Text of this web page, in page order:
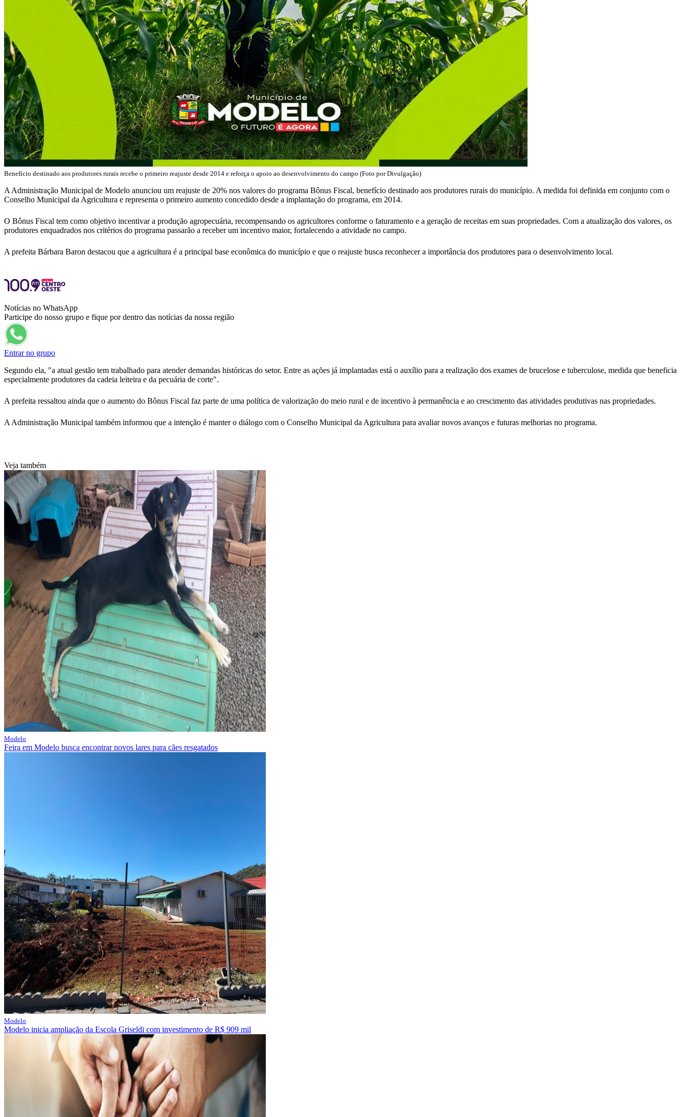
Benefício destinado aos produtores rurais recebe o primeiro reajuste desde 2014 e reforça o apoio ao desenvolvimento do campo (Foto por Divulgação)
A Administração Municipal de Modelo anunciou um reajuste de 20% nos valores do programa Bônus Fiscal, benefício destinado aos produtores rurais do município. A medida foi definida em conjunto com o
Conselho Municipal da Agricultura e representa o primeiro aumento concedido desde a implantação do programa, em 2014.
O Bônus Fiscal tem como objetivo incentivar a produção agropecuária, recompensando os agricultores conforme o faturamento e a geração de receitas em suas propriedades. Com a atualização dos valores, os
produtores enquadrados nos critérios do programa passarão a receber um incentivo maior, fortalecendo a atividade no campo.
A prefeita Bárbara Baron destacou que a agricultura é a principal base econômica do município e que o reajuste busca reconhecer a importância dos produtores para o desenvolvimento local.
Notícias no WhatsApp
Participe do nosso grupo e fique por dentro das notícias da nossa região
Entrar no grupo
Segundo ela, "a atual gestão tem trabalhado para atender demandas históricas do setor. Entre as ações já implantadas está o auxílio para a realização dos exames de brucelose e tuberculose, medida que beneficia
especialmente produtores da cadeia leiteira e da pecuária de corte".
A prefeita ressaltou ainda que o aumento do Bônus Fiscal faz parte de uma política de valorização do meio rural e de incentivo à permanência e ao crescimento das atividades produtivas nas propriedades.
A Administração Municipal também informou que a intenção é manter o diálogo com o Conselho Municipal da Agricultura para avaliar novos avanços e futuras melhorias no programa.
Veja também
Modelo
Feira em Modelo busca encontrar novos lares para cães resgatados
Modelo
Modelo inicia ampliação da Escola Griseldi com investimento de R$ 909 mil